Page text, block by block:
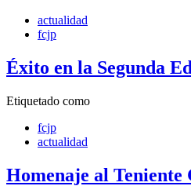
actualidad
fcjp
Éxito en la Segunda
Etiquetado como
fcjp
actualidad
Homenaje al